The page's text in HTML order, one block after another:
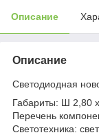
Описание
Описание
Светодиодная
Габариты: Ш 2,80
Перечень
Светотехника: